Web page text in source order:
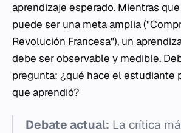
aprendizaje esperado. Mientras
puede ser una meta amplia
Revolución Francesa"), un
debe ser observable y medible.
pregunta: ¿qué hace el estudiante
que aprendió?
Debate actual: La crítica